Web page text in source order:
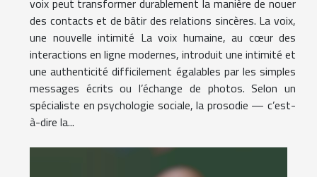
des contacts et de bâtir des relations sincères. La voix,
une nouvelle intimité La voix humaine, au cœur des
interactions en ligne modernes, introduit une intimité et
une authenticité difficilement égalables par les simples
messages écrits ou l’échange de photos. Selon un
spécialiste en psychologie sociale, la prosodie — c’est-
à-dire la...